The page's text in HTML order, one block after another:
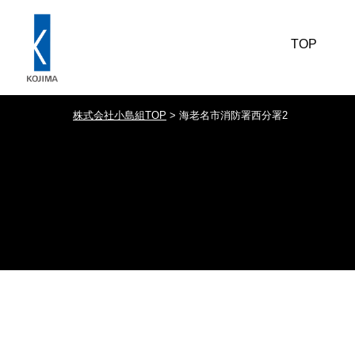
TOP
株式会社小島組TOP > 海老名市消防署西分署2